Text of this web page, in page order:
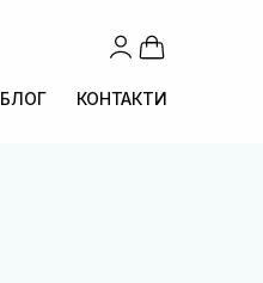
БЛОГ КОНТАКТИ